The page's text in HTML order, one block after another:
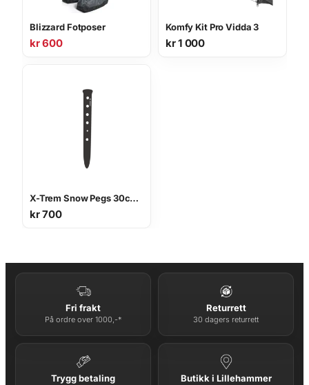
Blizzard Fotposer
kr600
Komfy Kit Pro Vidda 3
kr1 000
X-Trem Snow Pegs 30cm, 6pcs
kr700
Fri frakt
På ordre over 1000,-*
Returrett
30 dagers returrett
Trygg betaling Butikk i Lillehammer